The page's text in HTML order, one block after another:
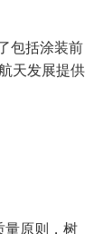
包括涂装前
天发展提供
量原则，树